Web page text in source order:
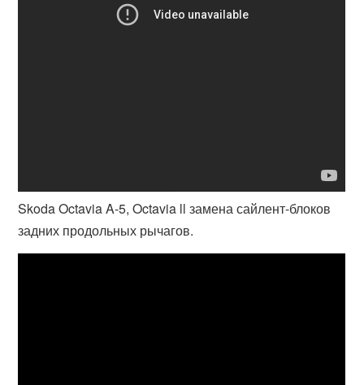
Skoda Octavia A-5, Octavia ll замена сайлент-блоков
задних продольных рычагов.